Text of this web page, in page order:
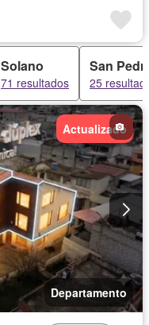
Solano
71 resultados
San
25
Actualizado
Departamento